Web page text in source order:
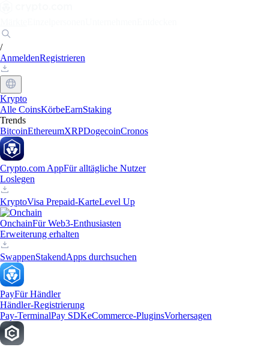
/
AnmeldenRegistrieren
Krypto
Alle CoinsKörbeEarnStaking
Trends
BitcoinEthereumXRPDogecoinCronos
Crypto.com AppFür alltägliche Nutzer
Loslegen
KryptoVisa Prepaid-KarteLevel Up
OnchainFür Web3-Enthusiasten
Erweiterung erhalten
SwappenStakendApps durchsuchen
PayFür Händler
Händler-Registrierung
Pay-TerminalPay SDKeCommerce-PluginsVorhersagen